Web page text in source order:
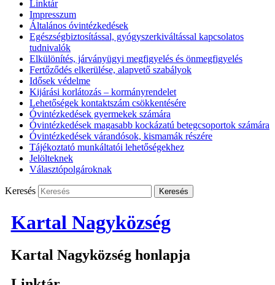
Linktár
Impresszum
Általános óvintézkedések
Egészségbiztosítással, gyógyszerkiváltással kapcsolatos
tudnivalók
Elkülönítés, járványügyi megfigyelés és önmegfigyelés
Fertőződés elkerülése, alapvető szabályok
Idősek védelme
Kijárási korlátozás – kormányrendelet
Lehetőségek kontaktszám csökkentésére
Óvintézkedések gyermekek számára
Óvintézkedések magasabb kockázatú betegcsoportok számára
Óvintézkedések várandósok, kismamák részére
Tájékoztató munkáltatói lehetőségekhez
Jelölteknek
Választópolgároknak
Keresés
Kartal Nagyközség
Kartal Nagyközség honlapja